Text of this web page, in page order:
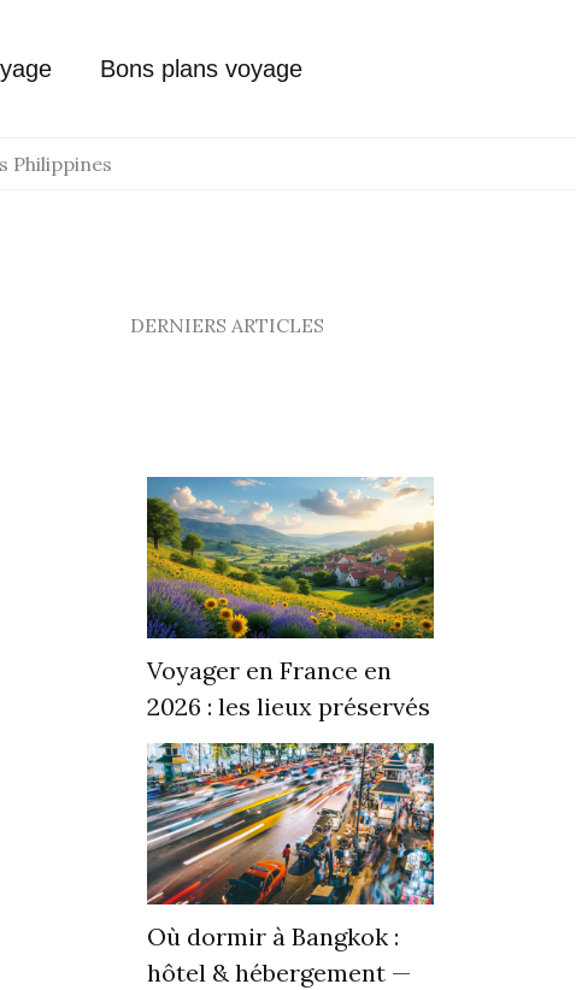
Bons plans voyage
Philippines
DERNIERS ARTICLES
Voyager en France en
2026 : les lieux préservés
Où dormir à Bangkok :
hôtel & hébergement —